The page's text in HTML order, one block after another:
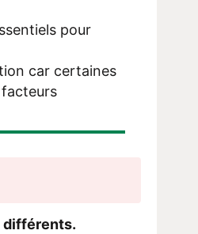
pour
car certaines
différents.